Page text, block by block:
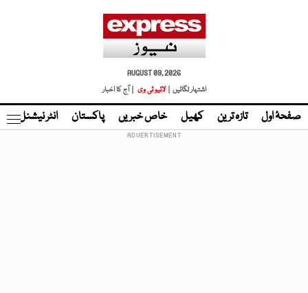
AUGUST 09, 2026
اشتہار لگائیں |
لائیو ٹی وی | آج کا اخبار
صفحۂ اول تازہ ترین کھیل خاص خبریں پاکستان انٹر نیشنل